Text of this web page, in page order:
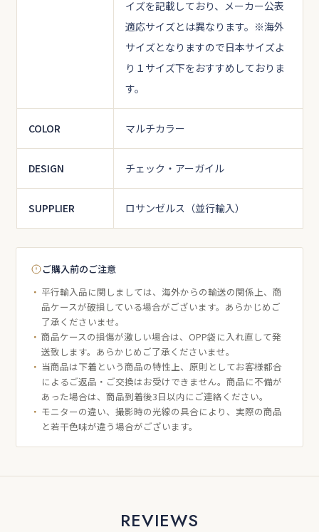
イズを記載しており、メーカー公表
適応サイズとは異なります。 ※海外
サイズとなりますので日本サイズよ
り１サイズ下をおすすめしておりま
す。
COLOR マルチカラー
DESIGN チェック・アーガイル
SUPPLIER ロサンゼルス（並行輸入）
ご購入前のご注意
平行輸入品に関しましては、海外からの輸送の関係上、商
品ケースが破損している場合がございます。あらかじめご
了承くださいませ。
商品ケースの損傷が激しい場合は、OPP袋に入れ直して発
送致します。あらかじめご了承くださいませ。
当商品は下着という商品の特性上、原則としてお客様都合
によるご返品・ご交換はお受けできません。商品に不備が
あった場合は、商品到着後3日以内にご連絡ください。
モニターの違い、撮影時の光線の具合により、実際の商品
と若干色味が違う場合がございます。
REVIEWS